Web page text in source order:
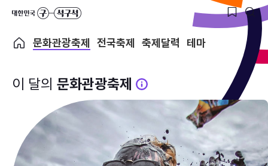
문화관광축제 전국축제 축제달력 테마
이 달의 문화관광축제